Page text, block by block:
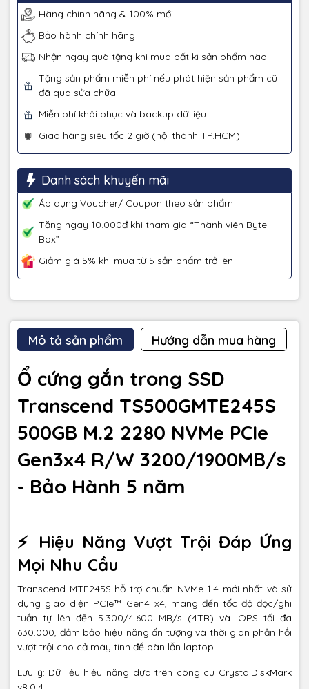
Hàng chính hãng & 100% mới
Bảo hành chính hãng
Nhận ngay quà tặng khi mua bất kì sản phẩm nào
Tặng sản phẩm miễn phí nếu phát hiện sản phẩm cũ –
đã qua sửa chữa
Miễn phí khôi phục và backup dữ liệu
Giao hàng siêu tốc 2 giờ (nội thành TP.HCM)
Danh sách khuyến mãi
Áp dụng Voucher/ Coupon theo sản phẩm
Tặng ngay 10.000đ khi tham gia “Thành viên Byte
Box”
Giảm giá 5% khi mua từ 5 sản phẩm trở lên
Mô tả sản phẩm Hướng dẫn mua hàng
Ổ cứng gắn trong SSD
Transcend TS500GMTE245S
500GB M.2 2280 NVMe PCIe
Gen3x4 R/W 3200/1900MB/s
- Bảo Hành 5 năm
⚡ Hiệu Năng Vượt Trội Đáp Ứng
Mọi Nhu Cầu
Transcend MTE245S hỗ trợ chuẩn NVMe 1.4 mới nhất và sử
dụng giao diện PCIe™ Gen4 x4, mang đến tốc độ đọc/ghi
tuần tự lên đến 5.300/4.600 MB/s (4TB) và IOPS tối đa
630.000, đảm bảo hiệu năng ấn tượng và thời gian phản hồi
vượt trội cho cả máy tính để bàn lẫn laptop.
Lưu ý: Dữ liệu hiệu năng dựa trên công cụ CrystalDiskMark